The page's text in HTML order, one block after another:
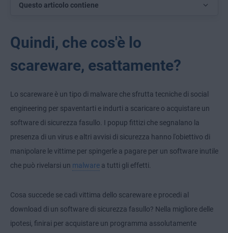
Questo articolo contiene
Quindi, che cos'è lo
scareware, esattamente?
Lo scareware è un tipo di malware che sfrutta tecniche di social
engineering per spaventarti e indurti a scaricare o acquistare un
software di sicurezza fasullo. I popup fittizi che segnalano la
presenza di un virus e altri avvisi di sicurezza hanno l'obiettivo di
manipolare le vittime per spingerle a pagare per un software inutile
che può rivelarsi un malware a tutti gli effetti.
Cosa succede se cadi vittima dello scareware e procedi al
download di un software di sicurezza fasullo? Nella migliore delle
ipotesi, finirai per acquistare un programma assolutamente